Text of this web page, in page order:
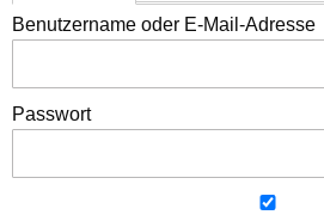
Benutzername oder E-Mail-Adresse
Passwort